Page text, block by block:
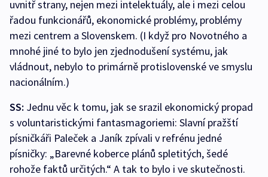
uvnitř strany, nejen mezi intelektuály, ale i mezi celou
řadou funkcionářů, ekonomické problémy, problémy
mezi centrem a Slovenskem. (I když pro Novotného a
mnohé jiné to bylo jen zjednodušení systému, jak
vládnout, nebylo to primárně protislovenské ve smyslu
nacionálním.)
SS: Jednu věc k tomu, jak se srazil ekonomický propad
s voluntaristickými fantasmagoriemi: Slavní pražští
písničkáři Paleček a Janík zpívali v refrénu jedné
písničky: „Barevné koberce plánů spletitých, šedé
rohože faktů určitých.“ A tak to bylo i ve skutečnosti.